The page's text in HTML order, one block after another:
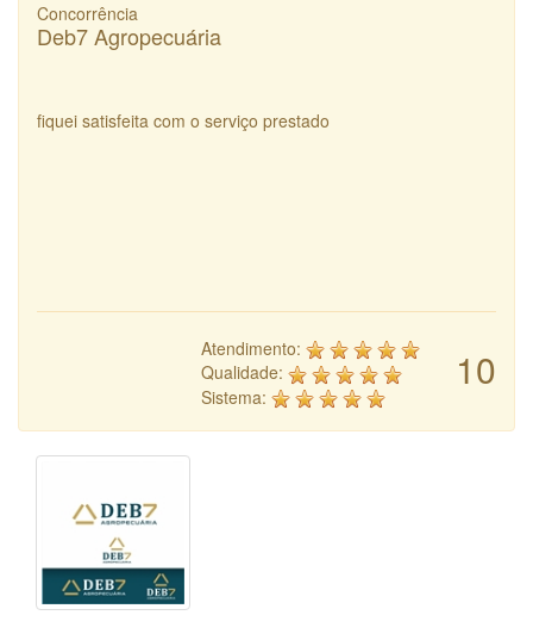
Concorrência
Deb7 Agropecuária
fiquei satisfeita com o serviço prestado
10
Atendimento:
Qualidade:
Sistema: